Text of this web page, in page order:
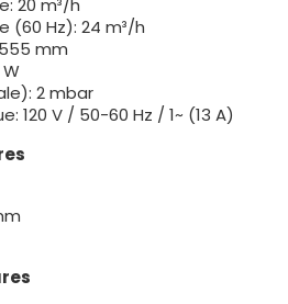
20 m³/h
Hz): 24 m³/h
mm
2 mbar
120 V / 50-60 Hz / 1~ (13 A)